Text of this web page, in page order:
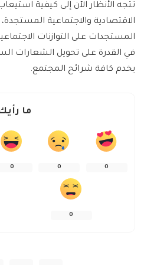
تتجه الأنظار الآن إلى كيفية
الاقتصادية والاجتماعية
المستجدات على التوازنات
في القدرة على تحويل الشعارات
يخدم كافة شرائح المجتمع.
ما
0
0
0
0